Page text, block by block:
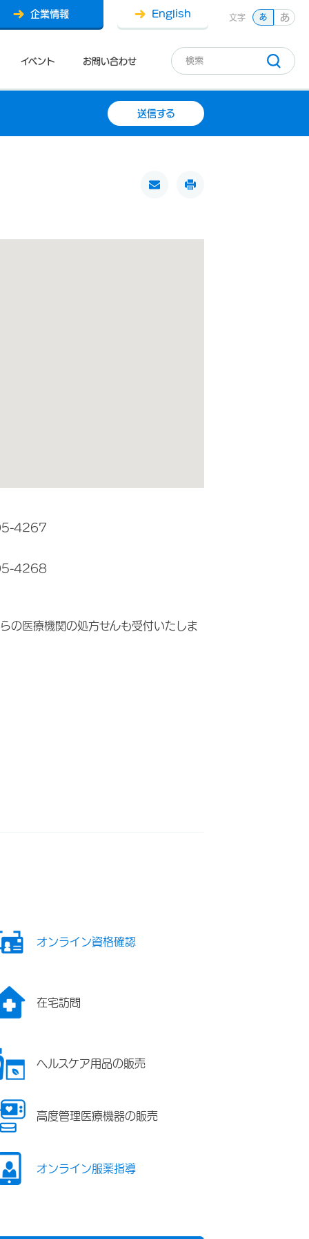
イベント お問い合わせ
企業情報 English 文字 あ あ
送信する
4267
4268
の医療機関の処方せんも受付いたしま
オンライン資格確認
在宅訪問
ヘルスケア用品の販売
高度管理医療機器の販売
オンライン服薬指導